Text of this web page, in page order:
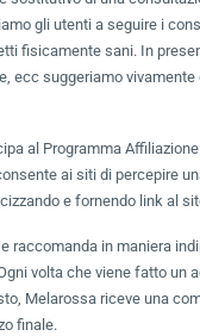
gli utenti a seguire i
fisicamente sani. In
ecc suggeriamo
al Programma
ai siti di percepire
e fornendo link al
raccomanda in maniera
volta che viene fatto un
Melarossa riceve una
finale.